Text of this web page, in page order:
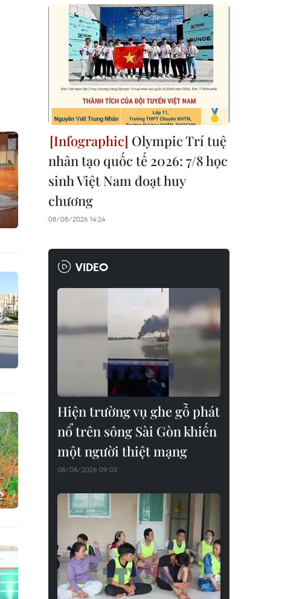
Olympic Trí tuệ
nhân tạo quốc tế 2026: 7/8 học
sinh Việt Nam đoạt huy
chương
08/08/2026 14:24
VIDEO
Hiện trường vụ ghe gỗ phát
nổ trên sông Sài Gòn khiến
một người thiệt mạng
08/08/2026 09:03